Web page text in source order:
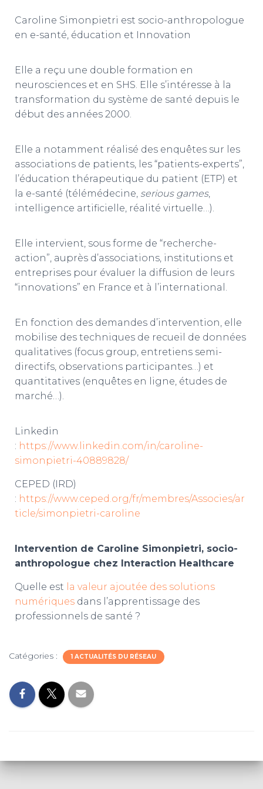
O
Caroline Simonpietri est socio-anthropologue
en e-santé, éducation et Innovation
Elle a reçu une double formation en
neurosciences et en SHS. Elle s’intéresse à la
transformation du système de santé depuis le
début des années 2000.
Elle a notamment réalisé des enquêtes sur les
associations de patients, les “patients-experts”,
l’éducation thérapeutique du patient (ETP) et
la e-santé (télémédecine, serious games,
intelligence artificielle, réalité virtuelle…).
Elle intervient, sous forme de “recherche-
action”, auprès d’associations, institutions et
entreprises pour évaluer la diffusion de leurs
“innovations” en France et à l’international.
En fonction des demandes d’intervention, elle
mobilise des techniques de recueil de données
qualitatives (focus group, entretiens semi-
directifs, observations participantes…) et
quantitatives (enquêtes en ligne, études de
marché…).
Linkedin
: https://www.linkedin.com/in/caroline-
simonpietri-40889828/
CEPED (IRD)
: https://www.ceped.org/fr/membres/Associes/ar
ticle/simonpietri-caroline
Intervention de Caroline Simonpietri, socio-
anthropologue chez Interaction Healthcare
Quelle est la valeur ajoutée des solutions
numériques dans l’apprentissage des
professionnels de santé ?
Catégories : 1 ACTUALITÉS DU RÉSEAU